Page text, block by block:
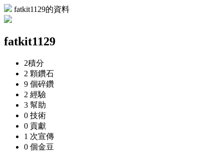
fatkit1129的資料
fatkit1129
2積分
2 顆鑽石
9 個碎鑽
2 經驗
3 幫助
0 技術
0 貢獻
1 次宣傳
0 個金豆